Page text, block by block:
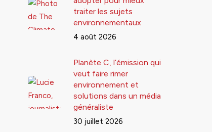
traiter les sujets
environnementaux
4 août 2026
Planète C, l’émission qui
veut faire rimer
environnement et
solutions dans un média
généraliste
30 juillet 2026